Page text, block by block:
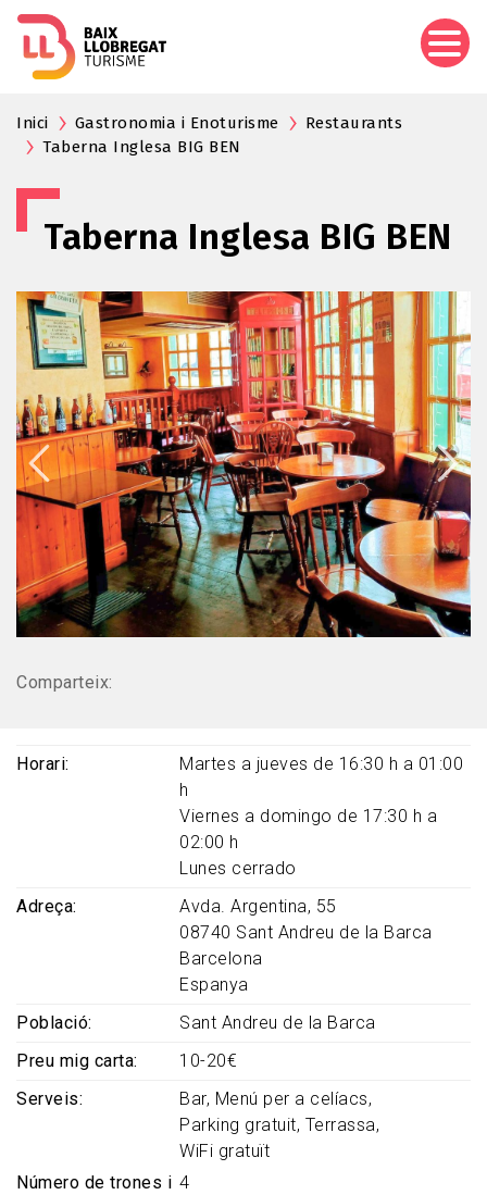
Inici Gastronomia i Enoturisme
Restaurants
Taberna Inglesa BIG BEN
Taberna Inglesa BIG BEN
Comparteix:
Horari
Martes a jueves de 16:30 h a 01:00
h
Viernes a domingo de 17:30 h a
02:00 h
Lunes cerrado
Adreça
Avda. Argentina, 55
08740 Sant Andreu de la Barca
Barcelona
Espanya
Població
Sant Andreu de la Barca
Preu mig carta
10-20€
Serveis
Bar Menú per a celíacs
Parking gratuit Terrassa
WiFi gratuït
Número de trones i 4